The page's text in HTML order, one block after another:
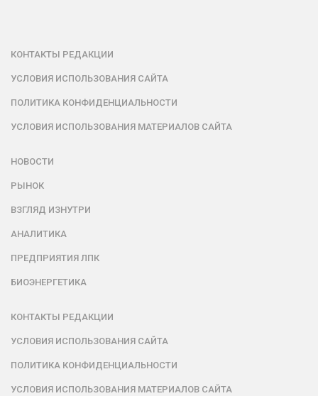
КОНТАКТЫ РЕДАКЦИИ
УСЛОВИЯ ИСПОЛЬЗОВАНИЯ САЙТА
ПОЛИТИКА КОНФИДЕНЦИАЛЬНОСТИ
УСЛОВИЯ ИСПОЛЬЗОВАНИЯ МАТЕРИАЛОВ САЙТА
НОВОСТИ
РЫНОК
ВЗГЛЯД ИЗНУТРИ
АНАЛИТИКА
ПРЕДПРИЯТИЯ ЛПК
БИОЭНЕРГЕТИКА
КОНТАКТЫ РЕДАКЦИИ
УСЛОВИЯ ИСПОЛЬЗОВАНИЯ САЙТА
ПОЛИТИКА КОНФИДЕНЦИАЛЬНОСТИ
УСЛОВИЯ ИСПОЛЬЗОВАНИЯ МАТЕРИАЛОВ САЙТА